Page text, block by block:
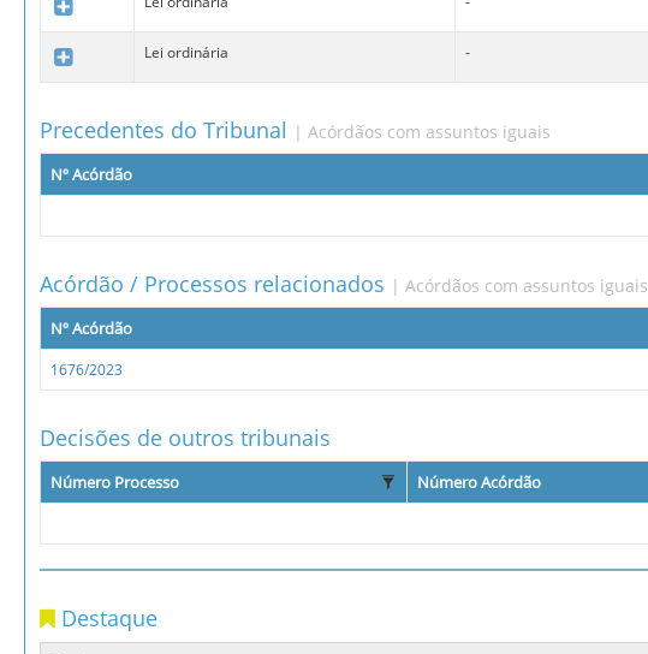
Lei ordinária -
Precedentes do Tribunal | Acórdãos com assuntos iguais
Nº Acórdão
Acórdão / Processos relacionados | Acórdãos com assuntos iguais
Nº Acórdão
1676/2023
Decisões de outros tribunais
Número Processo Número Acórdão
Destaque